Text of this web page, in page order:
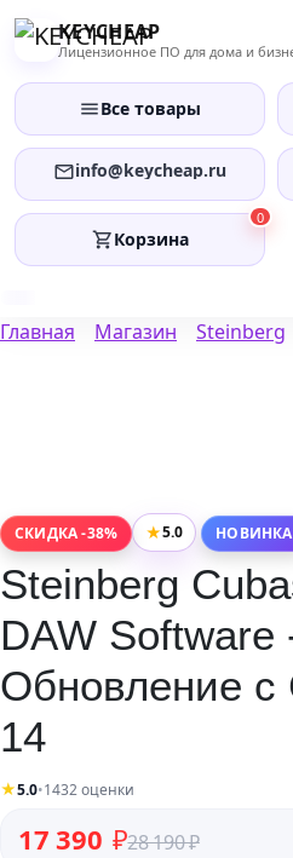
Перейти
KEYCHEAP
Лицензионное ПО для дома и
Все товары
info@keycheap.ru
0
Корзина
Главная Магазин Steinberg
СКИДКА -38% ★5.0
Steinberg
DAW Software
Обновление с
14
★5.0•1432 оценки
28 190₽
Первоначальная цена
17 390 ₽
Текущая цена: 17 390 ₽.